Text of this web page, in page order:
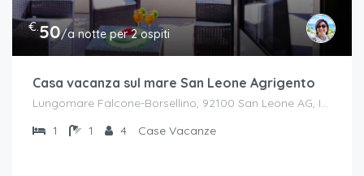
€.50/a notte per 2 ospiti
Casa vacanza sul mare San Leone Agrigento
Lungomare Falcone-Borsellino, 92100 San Leone AG, Italia
1
1 4 Case Vacanze